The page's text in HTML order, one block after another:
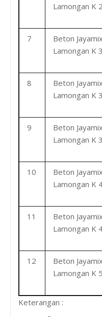
Lamongan K
7
Beton
Lamongan K
8
Beton
Lamongan K
9
Beton
Lamongan K
10
Beton
Lamongan K
11
Beton
Lamongan K
12
Beton
Lamongan K
Keterangan :